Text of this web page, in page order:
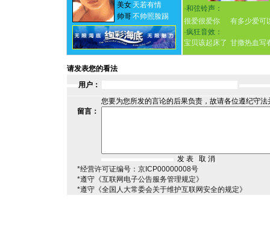
美女 天若有情
帅哥不帅照脸踢
·和弦铃声：
很爱很爱你
有多少爱可
·疯狂音效：
宝贝该起床了 甘撒热血写
请发表您的看法
用户：
您要为您所发的言论的后果负责，故请各位遵纪守
留言：
*经营许可证编号：京ICP00000008号
*遵守《互联网电子公告服务管理规定》
*遵守《全国人大常委会关于维护互联网安全的规定》